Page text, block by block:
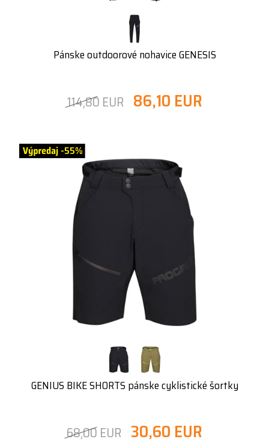
Pánske outdoorové nohavice GENESIS
114,80 EUR 86,10 EUR
-55%
GENIUS BIKE SHORTS pánske cyklistické šortky
68,00 EUR 30,60 EUR